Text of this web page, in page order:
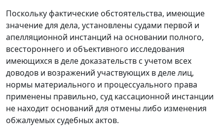
Поскольку фактические обстоятельства, имеющие
значение для дела, установлены судами первой и
апелляционной инстанций на основании полного,
всестороннего и объективного исследования
имеющихся в деле доказательств с учетом всех
доводов и возражений участвующих в деле лиц,
нормы материального и процессуального права
применены правильно, суд кассационной инстанции
не находит оснований для отмены либо изменения
обжалуемых судебных актов.